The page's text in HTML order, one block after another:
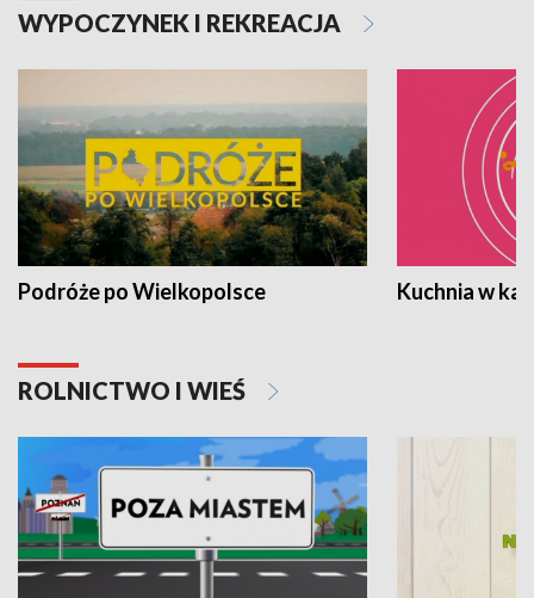
WYPOCZYNEK I REKREACJA
Podróże po Wielkopolsce Kuchnia w
ROLNICTWO I WIEŚ